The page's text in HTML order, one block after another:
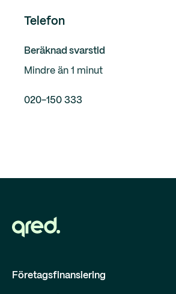
Telefon
Beräknad svarstid
Mindre än 1 minut
020-150 333
Företagsfinansiering